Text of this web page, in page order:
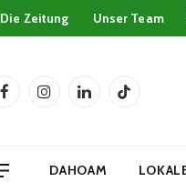
Die Zeitung Unser Team
FacebookInstagramLinkedInTikTok
DAHOAM